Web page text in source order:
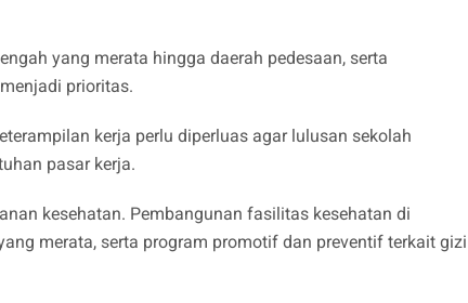
yang merata hingga daerah pedesaan, serta
prioritas.
kerja perlu diperluas agar lulusan sekolah
pasar kerja.
kesehatan. Pembangunan fasilitas kesehatan di
merata, serta program promotif dan preventif terkait gizi